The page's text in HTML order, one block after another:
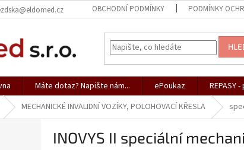
OBCHODNÍ PODMÍNKY PODMÍNKY
Máte dotaz? Napište nám... ePoukaz REPASY
MECHANICKÉ INVALIDNÍ VOZÍKY, POLOHOVACÍ KŘESLA
INOVYS II speciální